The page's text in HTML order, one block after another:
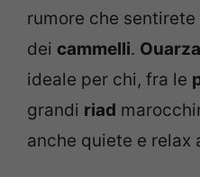
rumore che
dei cammelli.
ideale per chi, fra le
grandi riad
anche quiete e relax